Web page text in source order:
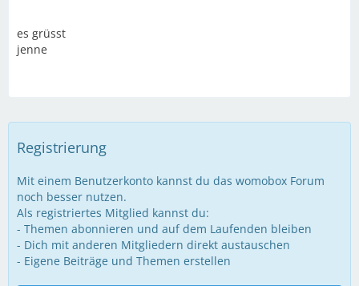
es grüsst
jenne
Registrierung
Mit einem Benutzerkonto kannst du das womobox Forum
noch besser nutzen.
Als registriertes Mitglied kannst du:
- Themen abonnieren und auf dem Laufenden bleiben
- Dich mit anderen Mitgliedern direkt austauschen
- Eigene Beiträge und Themen erstellen